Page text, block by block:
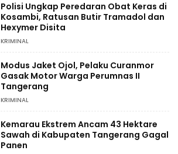
Polisi Ungkap Peredaran Obat Keras di
Kosambi, Ratusan Butir Tramadol dan
Hexymer Disita
KRIMINAL
Modus Jaket Ojol, Pelaku Curanmor
Gasak Motor Warga Perumnas II
Tangerang
KRIMINAL
Kemarau Ekstrem Ancam 43 Hektare
Sawah di Kabupaten Tangerang Gagal
Panen